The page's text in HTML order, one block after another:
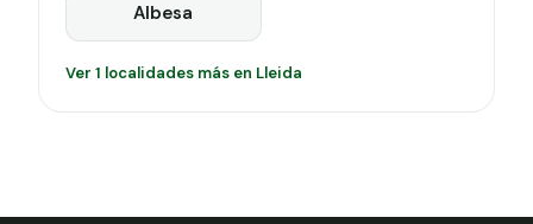
Albesa
Ver 1 localidades más en Lleida